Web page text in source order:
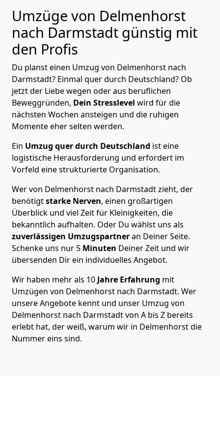
Umzüge von Delmenhorst
nach Darmstadt günstig mit
den Profis
Du planst einen Umzug von Delmenhorst nach
Darmstadt? Einmal quer durch Deutschland? Ob
jetzt der Liebe wegen oder aus beruflichen
Beweggründen, Dein Stresslevel wird für die
nächsten Wochen ansteigen und die ruhigen
Momente eher selten werden.
Ein Umzug quer durch Deutschland ist eine
logistische Herausforderung und erfordert im
Vorfeld eine strukturierte Organisation.
Wer von Delmenhorst nach Darmstadt zieht, der
benötigtstarke Nerven, einen großartigen
Überblick und viel Zeit für Kleinigkeiten, die
bekanntlich aufhalten. Oder Du wählst uns als
zuverlässigen Umzugspartneran Deiner Seite.
Schenke uns nur 5 Minuten Deiner Zeit und wir
übersenden Dir ein individuelles Angebot.
Wir haben mehr als 10 Jahre Erfahrung mit
Umzügen von Delmenhorst nach Darmstadt. Wer
unsere Angebote kennt und unser Umzug von
Delmenhorst nach Darmstadt von A bis Z bereits
erlebt hat, der weiß, warum wir in Delmenhorst die
Nummer eins sind.